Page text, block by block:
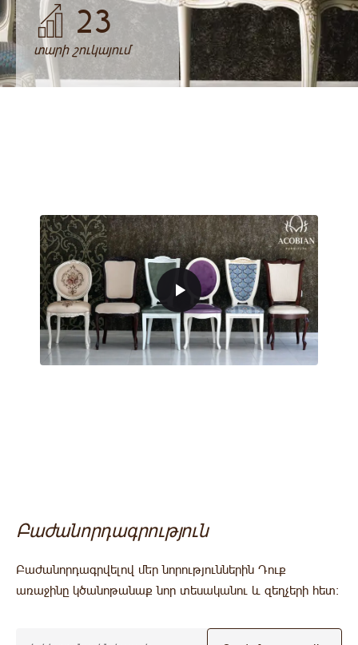
23
տարի շուկայում
Բաժանորդագրություն
Բաժանորդագրվելով մեր նորություններին Դուք
առաջինը կծանոթանաք նոր տեսականու և զեղչերի հետ: